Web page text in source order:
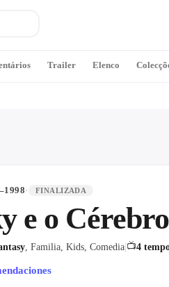
· FINALIZADA
e o Cérebro
, Familia, Kids, Comedia 📺4
Trailer Elenco